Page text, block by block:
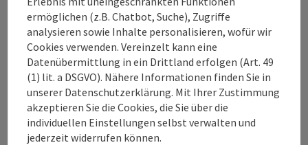
info@wels.at
Fax: +43 7242 67722 4
TikTokInstagramFacebookYouTube
ermöglichen (z.B. Chatbot, Suche), Zugriffe
analysieren sowie Inhalte personalisieren, wofür wir
Cookies verwenden. Vereinzelt kann eine
Datenübermittlung in ein Drittland erfolgen (Art. 49
(1) lit. a DSGVO). Nähere Informationen finden Sie in
unserer Datenschutzerklärung. Mit Ihrer Zustimmung
akzeptieren Sie die Cookies, die Sie über die
individuellen Einstellungen selbst verwalten und
jederzeit widerrufen können.